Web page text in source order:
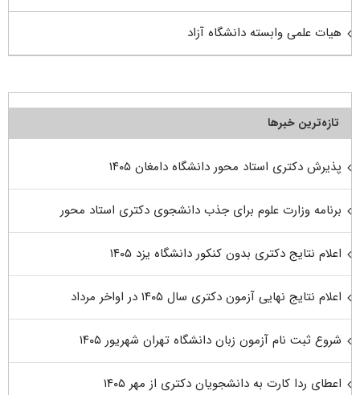
هیات علمی وابسته دانشگاه آزاد
تازه‌ترین خبرها
پذیرش دکتری استاد محور دانشگاه دامغان ۱۴۰۵
برنامه وزارت علوم برای جذب دانشجوی دکتری استاد محور
اعلام نتایج دکتری بدون کنکور دانشگاه یزد ۱۴۰۵
اعلام نتایج نهایی آزمون دکتری سال ۱۴۰۵ در اواخر مرداد
شروع ثبت نام آزمون زبان دانشگاه تهران شهریور ۱۴۰۵
اعطای ردا کارت به دانشجویان دکتری از مهر ۱۴۰۵